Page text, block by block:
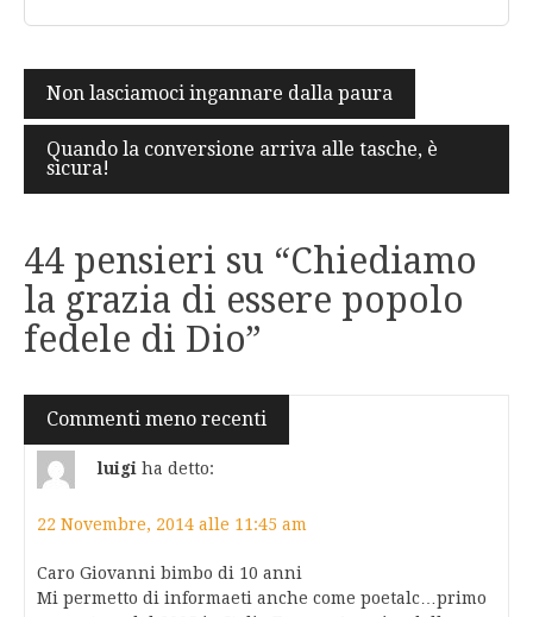
Navigazione
articoli
Non lasciamoci ingannare dalla paura
Quando la conversione arriva alle tasche, è
sicura!
44 pensieri su “Chiediamo
la grazia di essere popolo
fedele di Dio”
Navigazione
commenti
Commenti meno recenti
luigi ha detto:
22 Novembre, 2014 alle 11:45 am
Caro Giovanni bimbo di 10 anni
Mi permetto di informaeti anche come poetalc…primo